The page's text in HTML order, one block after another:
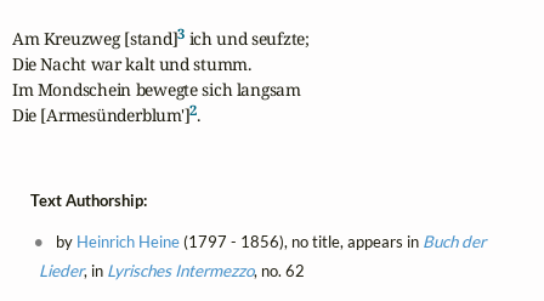
Am Kreuzweg [stand]3 ich und seufzte;
Die Nacht war kalt und stumm.
Im Mondschein bewegte sich langsam
Die [Armesünderblum']2.
Text Authorship:
by Heinrich Heine(1797 - 1856), no title, appears in Buch der
Lieder, in Lyrisches Intermezzo, no. 62